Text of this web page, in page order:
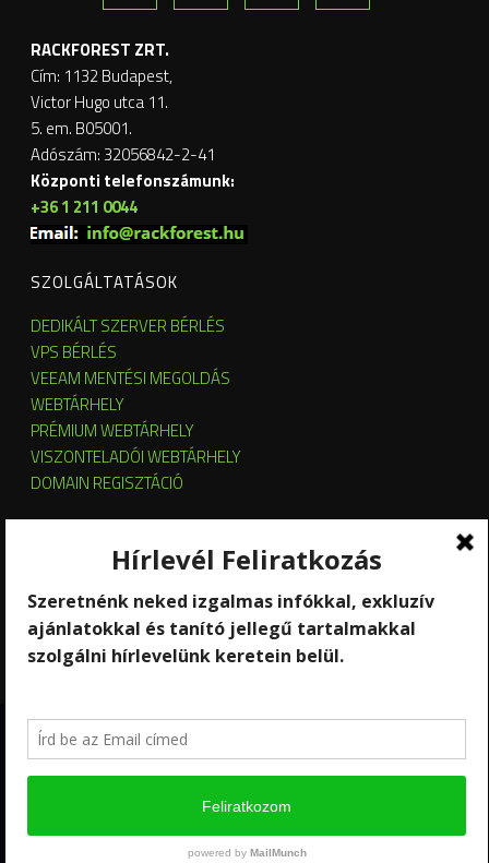
RACKFOREST ZRT.
Cím: 1132 Budapest,
Victor Hugo utca 11.
5. em. B05001.
Adószám: 32056842-2-41
Központi telefonszámunk:
+36 1 211 0044
SZOLGÁLTATÁSOK
DEDIKÁLT SZERVER BÉRLÉS
VPS BÉRLÉS
VEEAM MENTÉSI MEGOLDÁS
WEBTÁRHELY
PRÉMIUM WEBTÁRHELY
VISZONTELADÓI WEBTÁRHELY
DOMAIN REGISZTÁCIÓ
SZERVER ÜZEMELTETÉS
SZOFTVERBÉRLÉS
STREAMING
Copyright 2026 © RackForest
Szolgáltatások
Kapcsolat
Ügyfél-elégedettség mérés